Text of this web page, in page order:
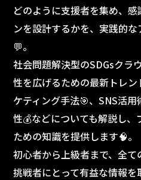
どのように支援者を集め、
ンを設計するかを、実践的
💬。
社会問題解決型のSDGsクラ
性を広げるための最新トレ
ケティング手法🎯、SNS活
性💰などについても解説し、
ための知識を提供します🧠。
初心者から上級者まで、全
挑戦者にとって有益な情報